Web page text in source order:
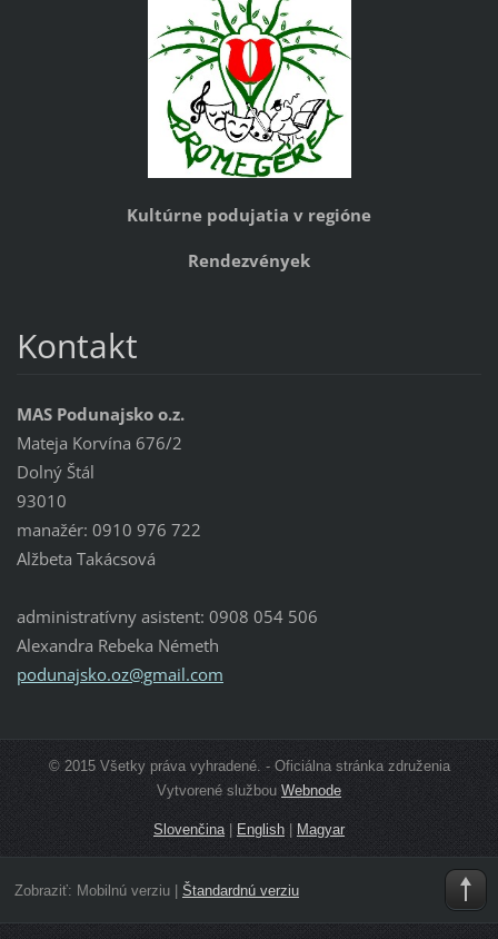
Kultúrne podujatia v regióne
Rendezvények
Kontakt
MAS Podunajsko o.z.
Mateja Korvína 676/2
Dolný Štál
93010
manažér: 0910 976 722
Alžbeta Takácsová
administratívny asistent: 0908 054 506
Alexandra Rebeka Németh
podunajsko.oz@gmail.com
© 2015 Všetky práva vyhradené. - Oficiálna stránka združenia
Vytvorené službou Webnode
Slovenčina| English Magyar
Zobraziť: Mobilnú verziu| Štandardnú verziu